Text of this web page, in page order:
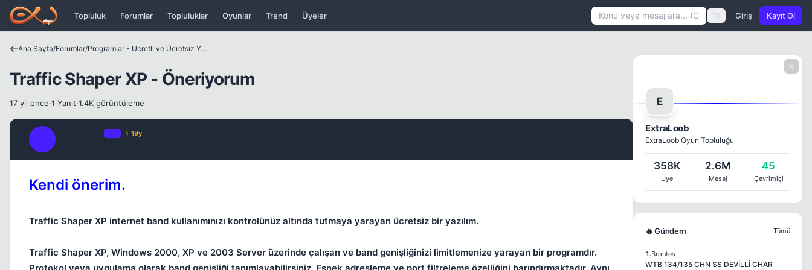
Icerige atla
Topluluk Forumlar Topluluklar Oyunlar Trend Üyeler TR Giriş Kayıt Ol
Ana Sayfa/Forumlar/ Programlar - Ücretli ve Ücretsiz Yazılımlar
Traffic Shaper XP - Öneriyorum
17 yil once·1 Yanıt·1.4K görüntüleme
⭐ 19y
Kendi önerim.
Traffic Shaper XP internet band kullanımınızı kontrolünüz altında tutmaya yarayan ücretsiz bir yazılım.
Traffic Shaper XP, Windows 2000, XP ve 2003 Server üzerinde çalışan ve band genişliğinizi limitlemenize yarayan bir programdır.
Kapat
E
ExtraLoob
ExtraLoob Oyun Topluluğu
358K
Üye
2.6M
Mesaj
45
Çevrimiçi
🔥 Gündem Tümü
1.Brontes
WTB 134/135 CHN SS DEVİLLİ CHAR